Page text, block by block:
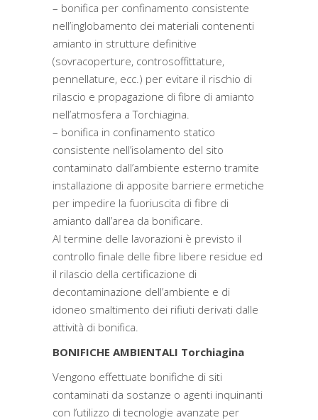
– bonifica per confinamento consistente
nell’inglobamento dei materiali contenenti
amianto in strutture definitive
(sovracoperture, controsoffittature,
pennellature, ecc.) per evitare il rischio di
rilascio e propagazione di fibre di amianto
nell’atmosfera a Torchiagina.
– bonifica in confinamento statico
consistente nell’isolamento del sito
contaminato dall’ambiente esterno tramite
installazione di apposite barriere ermetiche
per impedire la fuoriuscita di fibre di
amianto dall’area da bonificare.
Al termine delle lavorazioni è previsto il
controllo finale delle fibre libere residue ed
il rilascio della certificazione di
decontaminazione dell’ambiente e di
idoneo smaltimento dei rifiuti derivati dalle
attività di bonifica.
BONIFICHE AMBIENTALI Torchiagina
Vengono effettuate bonifiche di siti
contaminati da sostanze o agenti inquinanti
con l’utilizzo di tecnologie avanzate per